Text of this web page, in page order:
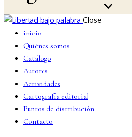
Close
inicio
Quiénes somos
Catálogo
Autores
Actividades
Cartografía editorial
Puntos de distribución
Contacto